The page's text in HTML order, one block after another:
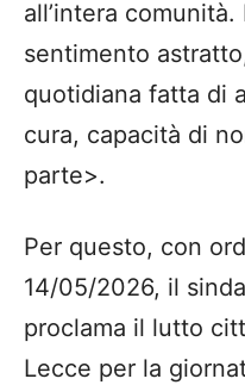
all’intera
sentimento
quotidiana fatta di
cura, capacità di
parte>.
Per questo, con
14/05/2026, il
proclama il lutto
Lecce per la